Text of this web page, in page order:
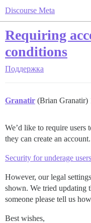
Discourse Meta
Requiring
conditions
Поддержка
Granatir (Brian Granatir)
We’d like to require users
they can create an
Security for underage users
However, our legal
shown. We tried updating
someone please tell us
Best wishes,